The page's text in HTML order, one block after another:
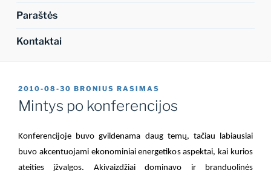
Paraštės
Kontaktai
PASKELBTA
2010-08-30 BRONIUS RASIMAS
Mintys po konferencijos
Konferencijoje buvo gvildenama daug temų, tačiau labiausiai
buvo akcentuojami ekonominiai energetikos aspektai, kai kurios
ateities įžvalgos. Akivaizdžiai dominavo ir branduolinės